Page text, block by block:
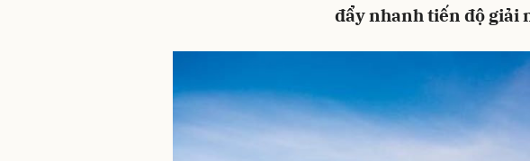
đẩy nhanh tiến độ giải